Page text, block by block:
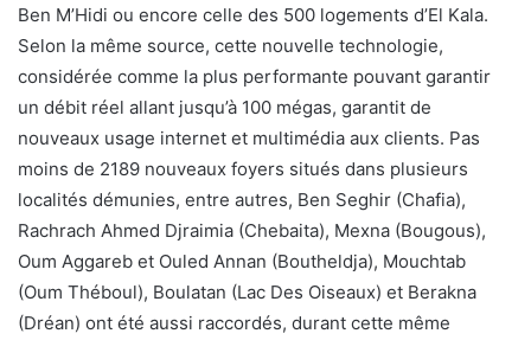
Ben M’Hidi ou encore celle des 500 logements d’El Kala.
Selon la même source, cette nouvelle technologie,
considérée comme la plus performante pouvant garantir
un débit réel allant jusqu’à 100 mégas, garantit de
nouveaux usage internet et multimédia aux clients. Pas
moins de 2189 nouveaux foyers situés dans plusieurs
localités démunies, entre autres, Ben Seghir (Chafia),
Rachrach Ahmed Djraimia (Chebaita), Mexna (Bougous),
Oum Aggareb et Ouled Annan (Boutheldja), Mouchtab
(Oum Théboul), Boulatan (Lac Des Oiseaux) et Berakna
(Dréan) ont été aussi raccordés, durant cette même